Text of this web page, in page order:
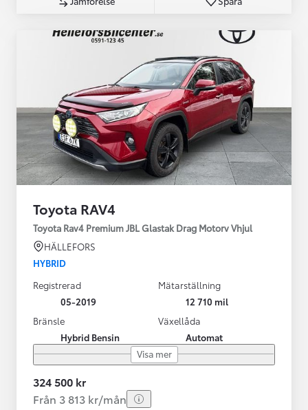
Toyota RAV4
Toyota Rav4 Premium JBL Glastak Drag Motorv Vhjul
HÄLLEFORS
HYBRID
Registrerad
05-2019
Mätarställning
12 710 mil
Bränsle
Hybrid Bensin
Växellåda
Automat
Visa mer
324 500 kr
Från 3 813 kr/mån